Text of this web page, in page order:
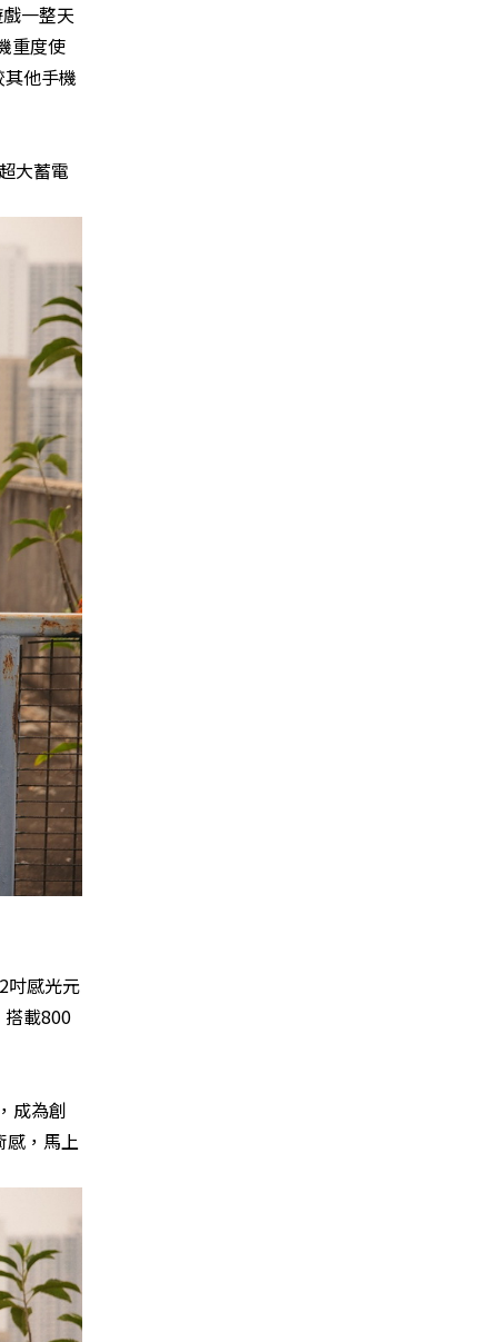
一整天
重度使
他手機
大蓄電
吋感光元
載800
成為創
感，馬上